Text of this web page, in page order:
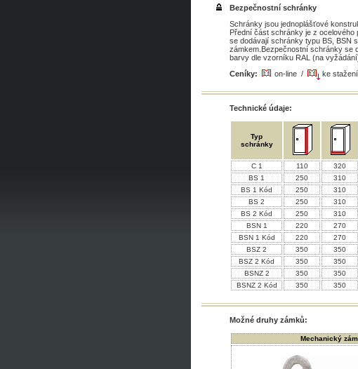
Bezpečnostní schránky
Schránky jsou jednoplášťové
Přední část schránky je z
se dodávají schránky typu BS, BSN
zámkem.Bezpečnostní schránky se
barvy dle vzorníku RAL (na
Ceníky:
on-line / ke stažení
Technické údaje:
Typ
schránky
C 1
110 320
BS 1
250 310
BS 1 Kód
250 310
BS 2
250 310
BS 2 Kód
250 310
BSN 1
220 270
BSN 1 Kód
220 270
BSZ 2
350 350
BSZ 2 Kód
350 350
BSNZ 2
350 350
BSNZ 2 Kód
350 350
Možné druhy zámků:
Mechanický